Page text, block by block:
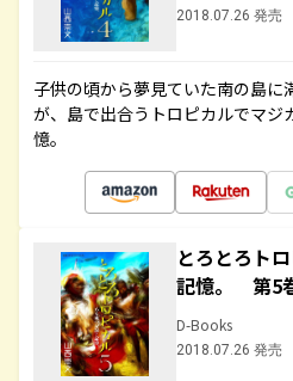
2018.07.26 発売
子供の頃から夢見ていた南の島に
が、島で出合うトロピカルでマジ
憶。
とろとろト
記憶。 第5
D-Books
2018.07.26 発売